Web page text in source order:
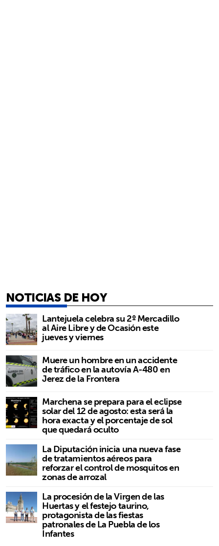
NOTICIAS DE HOY
Lantejuela celebra su 2º Mercadillo
al Aire Libre y de Ocasión este
jueves y viernes
Muere un hombre en un accidente
de tráfico en la autovía A-480 en
Jerez de la Frontera
Marchena se prepara para el eclipse
solar del 12 de agosto: esta será la
hora exacta y el porcentaje de sol
que quedará oculto
La Diputación inicia una nueva fase
de tratamientos aéreos para
reforzar el control de mosquitos en
zonas de arrozal
La procesión de la Virgen de las
Huertas y el festejo taurino,
protagonista de las fiestas
patronales de La Puebla de los
Infantes